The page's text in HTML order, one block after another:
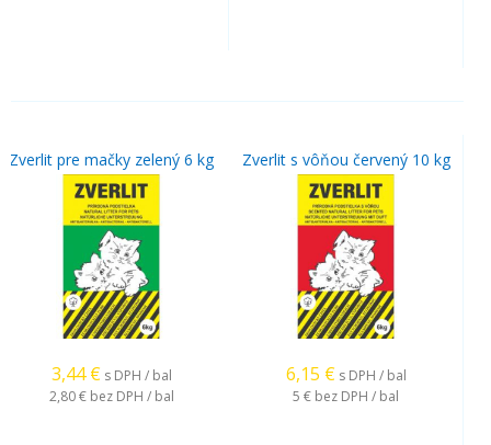
Zverlit pre mačky zelený 6 kg
3,44 € s DPH / bal
2,80 € bez DPH / bal
Zverlit s vôňou červený 10 kg
6,15 € s DPH / bal
5 € bez DPH / bal